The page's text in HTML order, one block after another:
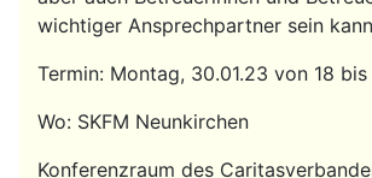
wichtiger Ansprechpartner sein
Termin: Montag, 30.01.23 von 18
Wo: SKFM Neunkirchen
Konferenzraum des